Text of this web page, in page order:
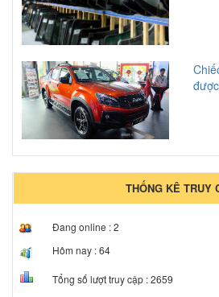
THỐNG KÊ TRUY
Đang online :2
Hôm nay :64
Tổng số lượt truy cập :2659